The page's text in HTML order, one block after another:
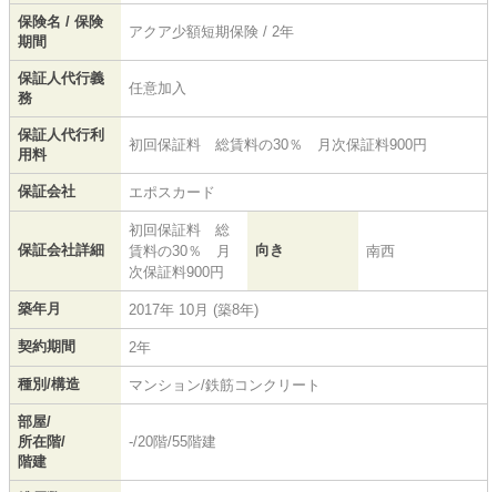
保険名 / 保険
期間
アクア少額短期保険 / 2年
保証人代行義
務
任意加入
保証人代行利
用料
初回保証料 総賃料の30％ 月次保証料900円
保証会社 エポスカード
保証会社詳細
初回保証料 総
賃料の30％ 月
次保証料900円
向き 南西
築年月 2017年 10月 (築8年)
契約期間 2年
種別/構造 マンション/鉄筋コンクリート
部屋/
所在階/
階建
-/20階/55階建